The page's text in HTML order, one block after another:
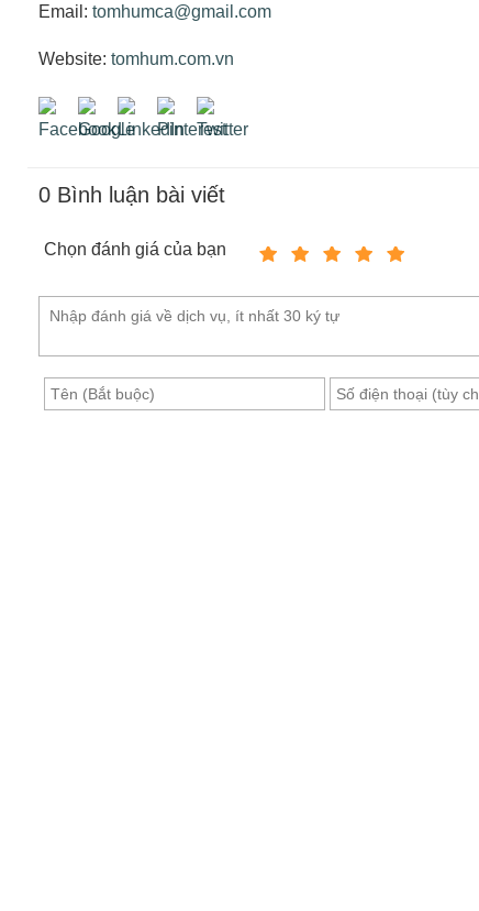
Email: tomhumca@gmail.com
Website: tomhum.com.vn
0 Bình luận bài viết
Chọn đánh giá của bạn